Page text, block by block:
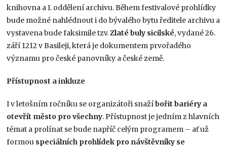
knihovna a I. oddělení archivu. Během festivalové prohlídky
bude možné nahlédnout i do bývalého bytu ředitele archivu a
vystavena bude faksimile tzv.Zlaté buly sicilské, vydané 26.
září 1212 v Basileji, která je dokumentem prvořadého
významu pro české panovníky a české země.
Přístupnost a inkluze
I v letošním ročníku se organizátoři snažíbořit bariéry a
otevřít město pro všechny. Přístupnost je jedním z hlavních
témat a prolínat se bude napříč celým programem – ať už
formou speciálních prohlídek pro návštěvníky se